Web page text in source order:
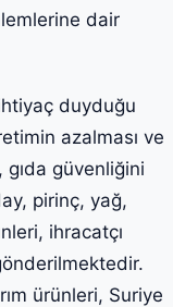
dair
duyduğu
azalması ve
gıda güvenliğini
pirinç, yağ,
ihracatçı
ürünleri, Suriye